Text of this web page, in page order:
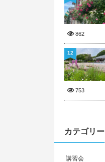
862
753
12
カテゴリー
講習会